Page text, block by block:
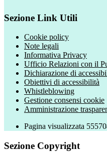
Sezione Link Utili
Cookie policy
Note legali
Informativa Privacy
Ufficio Relazioni con il
Dichiarazione di
Obiettivi di accessibilità
Whistleblowing
Gestione consensi cookie
Amministrazione
Pagina visualizzata
Sezione Copyright